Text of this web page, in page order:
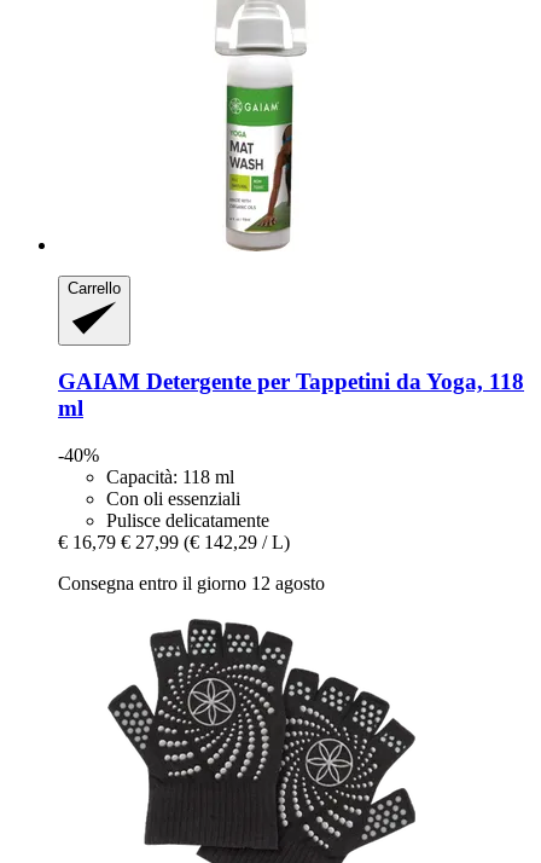
Carrello
GAIAM Detergente per Tappetini da Yoga, 118
ml
-40%
Capacità: 118 ml
Con oli essenziali
Pulisce delicatamente
€ 16,79 € 27,99 (€ 142,29 / L)
Consegna entro il giorno 12 agosto